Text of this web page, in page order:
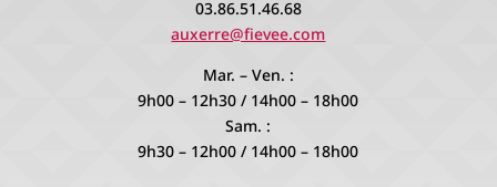
03.86.51.46.68
auxerre@fievee.com
Mar. – Ven. :
9h00 – 12h30 / 14h00 – 18h00
Sam. :
9h30 – 12h00 / 14h00 – 18h00